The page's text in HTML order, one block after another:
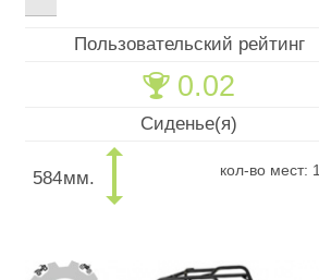
Пользовательский рейтинг
🏆 0.02
Сиденье(я)
584мм. кол-во мест: 1